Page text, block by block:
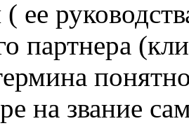
ее
партнера
на звание